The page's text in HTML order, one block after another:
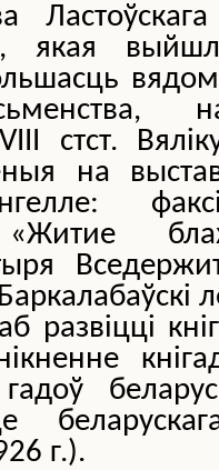
якая
стст.
на
«Житие
развіцці
г.).